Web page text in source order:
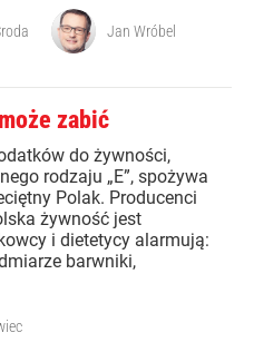
Jan Wróbel
zabić
do żywności,
rodzaju „E”, spożywa
Polak. Producenci
żywność jest
i dietetycy alarmują:
barwniki,